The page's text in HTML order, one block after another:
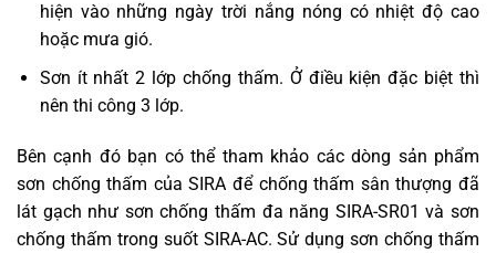
hiện vào những ngày trời nắng nóng có nhiệt độ cao
hoặc mưa gió.
Sơn ít nhất 2 lớp chống thấm. Ở điều kiện đặc biệt thì
nên thi công 3 lớp.
Bên cạnh đó bạn có thể tham khảo các dòng sản phẩm
sơn chống thấm của SIRA để chống thấm sân thượng đã
lát gạch như sơn chống thấm đa năng SIRA-SR01 và sơn
chống thấm trong suốt SIRA-AC. Sử dụng sơn chống thấm